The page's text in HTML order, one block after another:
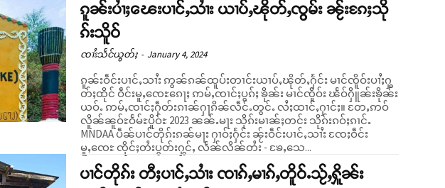
ၵူၼ်းပၢႆႈၽေးပၢင်ႇသၢႆး ယၢပ်ႇၽိုတ်ႇၸွမ်း ၼႂ်းၵႄႈသို
ၵ်းသိူဝ်
ၸၢႆးသႅင်ယွတ်ႈ - January 4, 2024
ၵူၼ်းဝဵင်းပၢင်ႇသၢႆး ဢွၼ်ၵၼ်ထူပ်းတၢင်းယၢပ်ႇၽိုတ်ႇႁႅင်း မၢင်ၸိူဝ်းပၢႆႈႁွ
တ်ႈထိုင် ဝဵင်းမူႇၸေႊၵေႃႈ ဢမ်ႇၸၢင်ႈပွၵ်ႈ ၶိုၼ်း မၢင်ၸိူဝ်း ၽႅဝ်ႁိူၼ်းၶိုၼ်း
ယဝ်ႉ ဢမ်ႇၸၢင်ႈႁဵတ်းၵၢၼ်ႁႃၵိၼ်လဵင်ႉတွင်ႉ လႆႈထၢင်ႇႁၢင်ႈ။ တႄႇဢဝ်
လိူၼ်ၼူဝ်ႊဝႅမ်ႊပိူဝ်ႊ 2023 ၼၼ်ႉမႃး သိုၵ်းမၢၼ်ႈတင်း သိုၵ်းၵဝ်ႈၵၢင်ႉ
MNDAA ပဵၼ်ပၢင်တိုၵ်းၵၼ်မႃး ႁၢဝ်ႈႁႅင်း ၼႂ်းဝဵင်းပၢင်ႇသၢႆး ၸႄႈဝဵင်း
မူႇၸေႊ ၸိုင်ႈတႆးပွတ်းႁွင်ႇ လႅၼ်လိၼ်တႆး - ၶႄႇသေ...
ပၢင်တိုၵ်း တီႈပၢင်ႇသၢႆး ၸၢၵ်ႇမၢၵ်ႇတိူဝ်ႉသႂ်ႇႁိူၼ်း